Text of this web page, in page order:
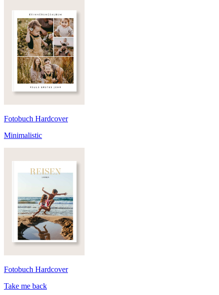
Fotobuch Hardcover
Minimalistic
Fotobuch Hardcover
Take me back